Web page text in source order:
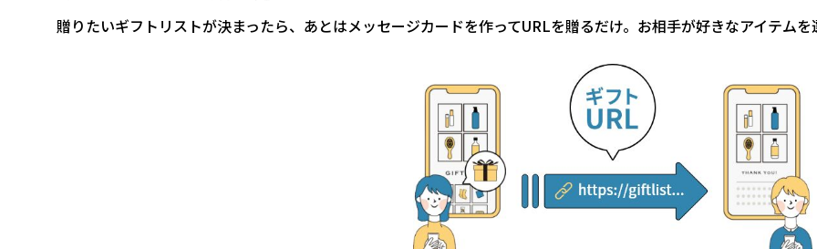
贈りたいギフトリストが決まったら、あとはメッセージカードを作ってURLを贈るだけ。お相手が好きなアイテム